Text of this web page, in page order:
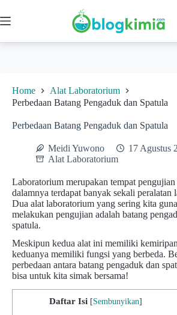
to
content
Home
Alat Laboratorium
Perbedaan Batang Pengaduk dan Spatula
Perbedaan Batang Pengaduk dan Spatula
Meidi Yuwono
17 Agustus
Alat Laboratorium
Laboratorium merupakan tempat
dalamnya terdapat banyak sekali peralatan
Dua alat laboratorium yang sering kita
melakukan pengujian adalah batang
spatula.
Meskipun kedua alat ini memiliki
keduanya memiliki fungsi yang berbeda.
perbedaan antara batang pengaduk dan
bisa untuk kita simak bersama!
Daftar Isi [Sembunyikan]